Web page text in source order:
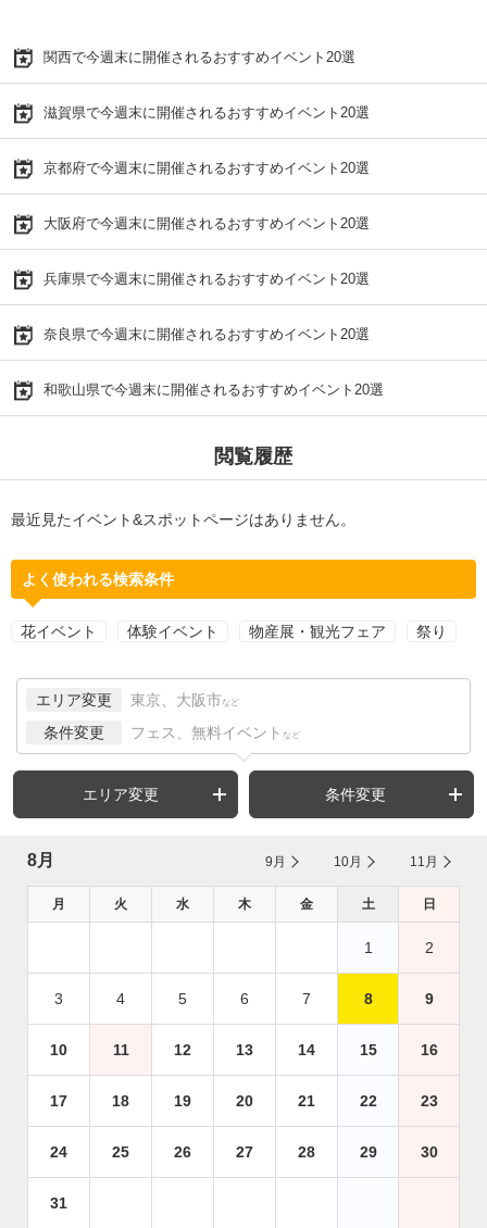
関西で今週末に開催されるおすすめイベント20選
滋賀県で今週末に開催されるおすすめイベント20選
京都府で今週末に開催されるおすすめイベント20選
大阪府で今週末に開催されるおすすめイベント20選
兵庫県で今週末に開催されるおすすめイベント20選
奈良県で今週末に開催されるおすすめイベント20選
和歌山県で今週末に開催されるおすすめイベント20選
閲覧履歴
最近見たイベント&スポットページはありません。
よく使われる検索条件
花イベント 体験イベント 物産展・観光フェア 祭り
エリア変更 東京、大阪市 など
条件変更 フェス、無料イベント など
エリア変更 条件変更
8月 9月 10月 11月
月 火 水 木 金 土 日
1 2
3 4 5 6 7 8 9
10 11 12 13 14 15 16
17 18 19 20 21 22 23
24 25 26 27 28 29 30
31